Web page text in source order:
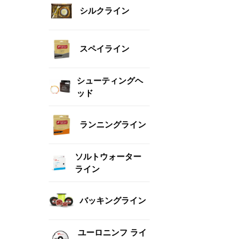
シルクライン
スペイライン
シューティングヘ
ッド
ランニングライン
ソルトウォーター
ライン
バッキングライン
ユーロニンフ ライ